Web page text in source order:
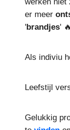
er meer
'brandjes'
Als indiviu
Leefstijl
Gelukkig